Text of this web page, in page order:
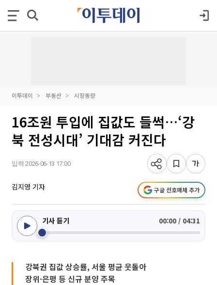
이투데이 부동산 시장동향
16조원 투입에 집값도 들썩…‘강
북 전성시대’ 기대감 커진다
입력 2026-06-13 17:00
김지영 기자 구글 선호매체 추가
기사 듣기 00:00 / 04:31
강북권 집값 상승률, 서울 평균 웃돌아
장위·은평 등 신규 분양 주목